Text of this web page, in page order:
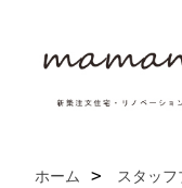
ホーム スタッ